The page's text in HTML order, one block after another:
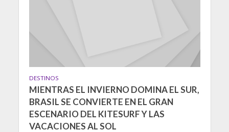
DESTINOS
MIENTRAS EL INVIERNO DOMINA EL SUR,
BRASIL SE CONVIERTE EN EL GRAN
ESCENARIO DEL KITESURF Y LAS
VACACIONES AL SOL